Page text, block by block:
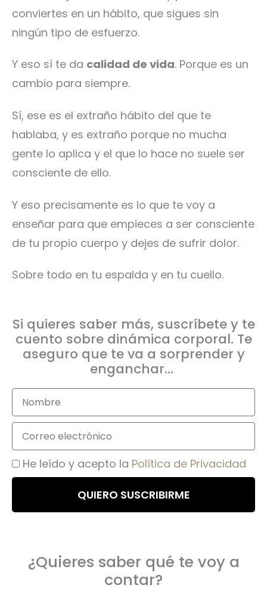
conviertes en un hábito, que sigues sin
ningún tipo de esfuerzo.
Y eso sí te da calidad de vida. Porque es un
cambio para siempre.
Sí, ese es el extraño hábito del que te
hablaba, y es extraño porque no mucha
gente lo aplica y el que lo hace no suele ser
consciente de ello.
Y eso precisamente es lo que te voy a
enseñar para que empieces a ser consciente
de tu propio cuerpo y dejes de sufrir dolor.
Sobre todo en tu espalda y en tu cuello.
Si quieres saber más, suscríbete y te
cuento sobre dinámica corporal. Te
aseguro que te va a sorprender y
enganchar...
N
o
m
r
e
C
o
r
r
A
c
e
He leído y acepto la Política de Privacidad
QUIERO SUSCRIBIRME
¿Quieres saber qué te voy a
contar?